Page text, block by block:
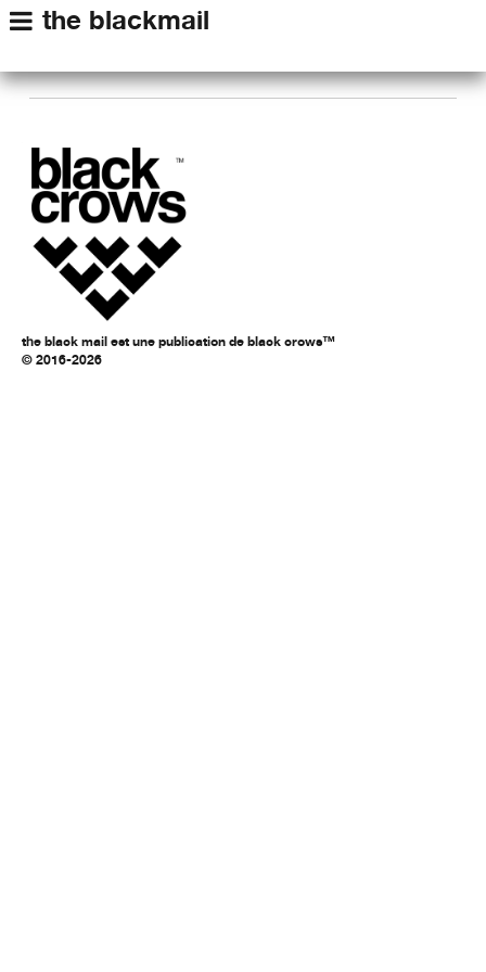
the blackmail
the black mail est une publication de black crows™
© 2016-2026